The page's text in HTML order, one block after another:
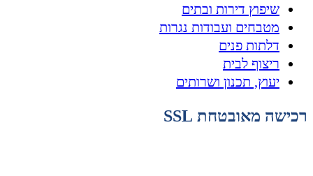
שיפוץ דירות ובתים
מטבחים ועבודות נגרות
דלתות פנים
ריצוף לבית
יעוץ, תכנון ושרותים
רכישה מאובטחת SSL